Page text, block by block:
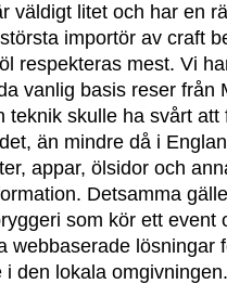
väldigt litet och har en
importör av craft
respekteras mest. Vi
vanlig basis reser från
teknik skulle ha svårt
än mindre då i
appar, ölsidor och
Detsamma
som kör ett event
webbaserade lösningar
i den lokala